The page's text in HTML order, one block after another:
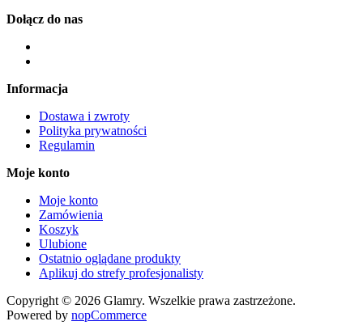
Dołącz do nas
Informacja
Dostawa i zwroty
Polityka prywatności
Regulamin
Moje konto
Moje konto
Zamówienia
Koszyk
Ulubione
Ostatnio oglądane produkty
Aplikuj do strefy profesjonalisty
Copyright © 2026 Glamry. Wszelkie prawa zastrzeżone.
Powered by nopCommerce